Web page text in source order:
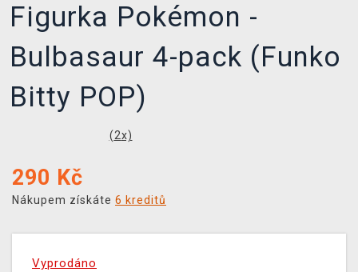
Figurka Pokémon -
Bulbasaur 4-pack (Funko
Bitty POP)
(2x)
290 Kč
Nákupem získáte 6 kreditů
Vyprodáno